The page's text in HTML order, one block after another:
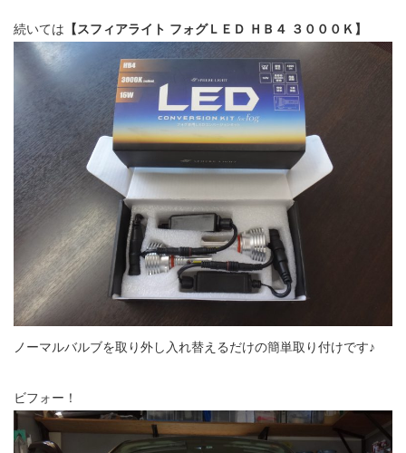
続いては 【スフィアライト フォグＬＥＤ ＨＢ４ ３０００Ｋ】
ノーマルバルブを取り外し入れ替えるだけの簡単取り付けです♪
ビフォー！